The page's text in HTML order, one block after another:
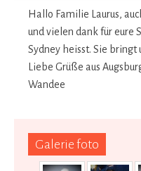
Galerie foto
Hallo Familie Laurus,
und vielen dank für eure
Sydney heisst. Sie bringt
Liebe Grüße aus
Wandee